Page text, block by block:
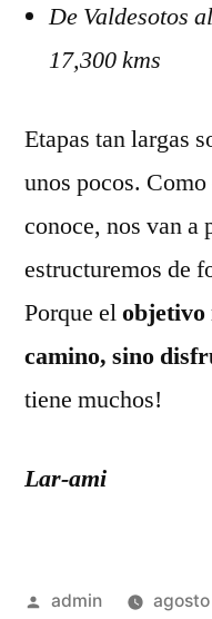
De Valdesotos
17,300 kms
Etapas tan largas
unos pocos.
conoce, nos van a
estructuremos de
Porque elobjetivo
camino, sino
tiene muchos!
Lar-ami
Publicado
admin